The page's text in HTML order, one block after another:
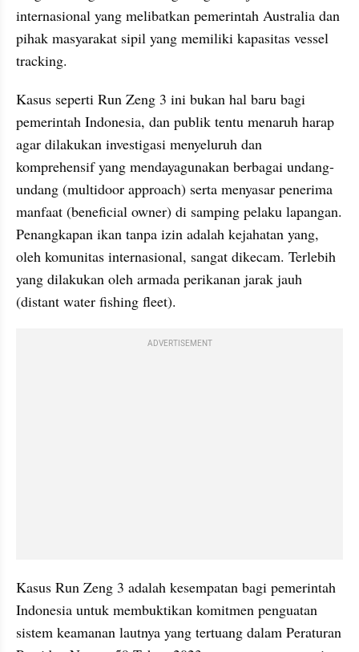
internasional yang melibatkan pemerintah Australia dan
pihak masyarakat sipil yang memiliki kapasitas vessel
tracking.
Kasus seperti Run Zeng 3 ini bukan hal baru bagi
pemerintah Indonesia, dan publik tentu menaruh harap
agar dilakukan investigasi menyeluruh dan
komprehensif yang mendayagunakan berbagai undang-
undang (multidoor approach) serta menyasar penerima
manfaat (beneficial owner) di samping pelaku lapangan.
Penangkapan ikan tanpa izin adalah kejahatan yang,
oleh komunitas internasional, sangat dikecam. Terlebih
yang dilakukan oleh armada perikanan jarak jauh
(distant water fishing fleet).
ADVERTISEMENT
Kasus Run Zeng 3 adalah kesempatan bagi pemerintah
Indonesia untuk membuktikan komitmen penguatan
sistem keamanan lautnya yang tertuang dalam Peraturan